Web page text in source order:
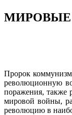
Пророк
революционную
поражения, также
мировой войны,
революцию в